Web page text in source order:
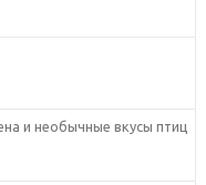
и необычные вкусы птиц